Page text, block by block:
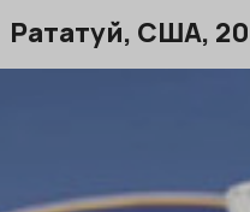
Рататуй, США,